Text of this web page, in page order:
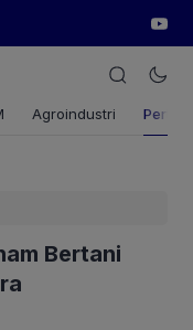
Agroindustri
Bertani